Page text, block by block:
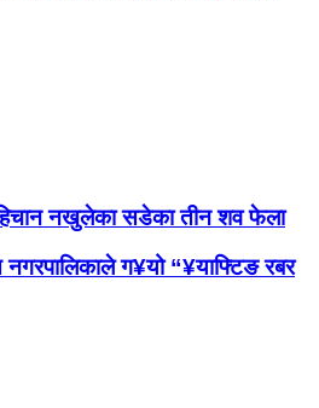
नखुलेका सडेका तीन शव फेला
नगरपालिकाले ग¥यो “¥याफ्टिङ रबर